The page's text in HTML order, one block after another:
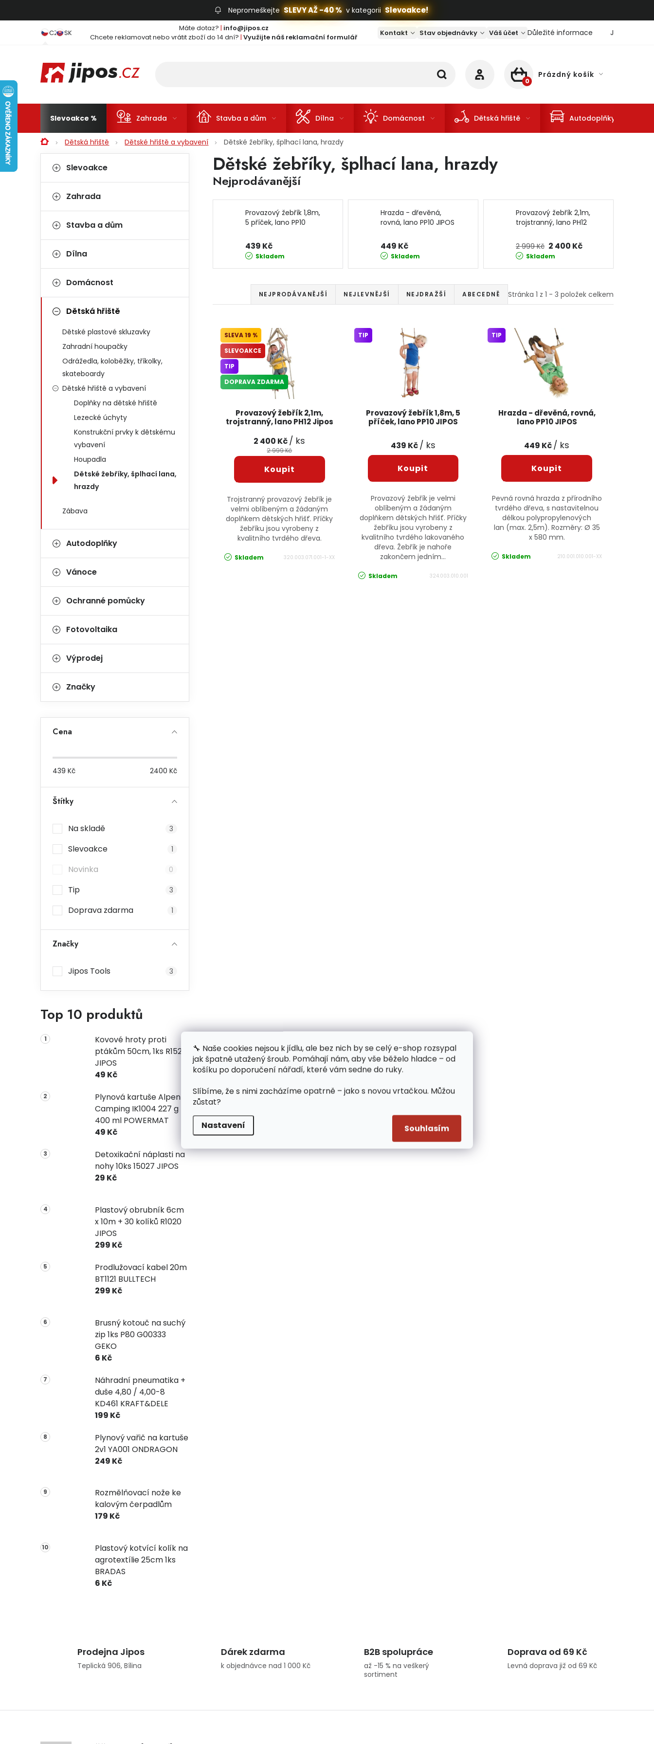
🔧 Naše cookies nejsou k jídlu, ale bez nich by se celý e-shop rozsypal
jak špatně utažený šroub. Pomáhají nám, aby vše běželo hladce – od
košíku po doporučení nářadí, které vám sedne do ruky.
Slíbíme, že s nimi zacházíme opatrně – jako s novou vrtačkou. Můžou
zůstat?
Nastavení Souhlasím
Nepromeškejte SLEVY AŽ -40 % v kategorii Slevoakce!
CZ SK Máte dotaz? | info@jipos.cz
Chcete reklamovat nebo vrátit zboží do 14 dní? | Využijte náš reklamační formulář Kontakt Stav objednávky Váš účet Důležité informace Jaký je
NÁKUPNÍ KOŠÍK
Prázdný košík
Slevoakce Zahrada Stavba a dům Dílna Domácnost Dětská hřiště Autodoplňky
DomůDětská hřiště Dětské hřiště a vybavení Dětské žebříky, šplhací lana, hrazdy
Postranní panel
Kategorie
Slevoakce
Zahrada
Stavba a dům
Dílna
Domácnost
Dětská hřiště
Dětské plastové skluzavky
Zahradní houpačky
Odrážedla, koloběžky, tříkolky,
skateboardy
Dětské hřiště a vybavení
Doplňky na dětské hřiště
Lezecké úchyty
Konstrukční prvky k dětskému
vybavení
Houpadla
Dětské žebříky, šplhací lana,
hrazdy
Zábava
Autodoplňky
Vánoce
Ochranné pomůcky
Fotovoltaika
Výprodej
Značky
Cena
439 Kč 2400 Kč
Štítky
Na skladě 3
Slevoakce 1
Novinka 0
Tip 3
Doprava zdarma 1
Značky
Jipos Tools 3
Top 10 produktů
Kovové hroty proti
ptákům 50cm, 1ks R1523
JIPOS
49 Kč
Plynová kartuše Alpen
Camping IK1004 227 g
400 ml POWERMAT
49 Kč
Detoxikační náplasti na
nohy 10ks 15027 JIPOS
29 Kč
Plastový obrubník 6cm
x 10m + 30 kolíků R1020
JIPOS
299 Kč
Prodlužovací kabel 20m
BT1121 BULLTECH
299 Kč
Brusný kotouč na suchý
zip 1ks P80 G00333
GEKO
6 Kč
Náhradní pneumatika +
duše 4,80 / 4,00-8
KD461 KRAFT&DELE
199 Kč
Plynový vařič na kartuše
2v1 YA001 ONDRAGON
249 Kč
Rozmělňovací nože ke
kalovým čerpadlům
179 Kč
Plastový kotvící kolík na
agrotextílie 25cm 1ks
BRADAS
6 Kč
Dětské žebříky, šplhací lana, hrazdy
Nejprodávanější
Provazový žebřík 1,8m,
5 příček, lano PP10
439 Kč
Skladem
Hrazda - dřevěná,
rovná, lano PP10 JIPOS
449 Kč
Skladem
Provazový žebřík 2,1m,
trojstranný, lano PH12
2 999 Kč 2 400 Kč
Skladem
Stránka 1 z 1 - 3 položek celkem
Řazení produktů
NEJPRODÁVANĚJŠÍ NEJLEVNĚJŠÍ NEJDRAŽŠÍ ABECEDNĚ
Výpis produktů
Provazový žebřík 2,1m,
trojstranný, lano PH12 Jipos
19 %
SLEVOAKCE
TIP
DOPRAVA ZDARMA
2 400 Kč/ ks
2 999 Kč
Trojstranný provazový žebřík je
velmi oblíbeným a žádaným
doplňkem dětských hřišť. Příčky
žebříku jsou vyrobeny z
kvalitního tvrdého dřeva.
Skladem 320.003.071.001-1-XX
Provazový žebřík 1,8m, 5
příček, lano PP10 JIPOS
TIP
439 Kč/ ks
Provazový žebřík je velmi
oblíbeným a žádaným
doplňkem dětských hřišť. Příčky
žebříku jsou vyrobeny z
kvalitního tvrdého lakovaného
dřeva. Žebřík je nahoře
zakončem jedním...
Skladem 324.003.010.001
Hrazda - dřevěná, rovná,
lano PP10 JIPOS
TIP
449 Kč/ ks
Pevná rovná hrazda z přírodního
tvrdého dřeva, s nastavitelnou
délkou polypropylenových
lan (max. 2,5m). Rozměry: Ø 35
x 580 mm.
Skladem 210.001.010.001-XX
Prodejna Jipos
Teplická 906, Bílina
Dárek zdarma
k objednávce nad 1 000 Kč
B2B spolupráce
až -15 % na veškerý
sortiment
Doprava od 69 Kč
Levná doprava již od 69 Kč